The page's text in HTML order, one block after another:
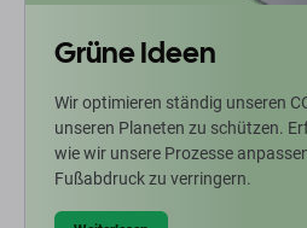
Grüne Ideen
Wir optimieren ständig unseren
unseren Planeten zu schützen.
wie wir unsere Prozesse
Fußabdruck zu verringern.